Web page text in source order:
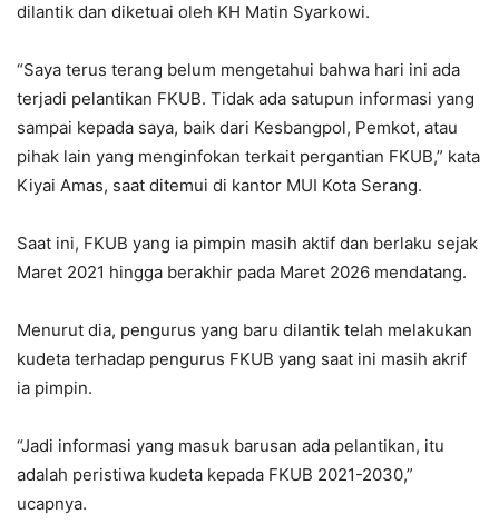
dilantik dan diketuai oleh KH Matin Syarkowi.
“Saya terus terang belum mengetahui bahwa hari ini ada
terjadi pelantikan FKUB. Tidak ada satupun informasi yang
sampai kepada saya, baik dari Kesbangpol, Pemkot, atau
pihak lain yang menginfokan terkait pergantian FKUB,” kata
Kiyai Amas, saat ditemui di kantor MUI Kota Serang.
Saat ini, FKUB yang ia pimpin masih aktif dan berlaku sejak
Maret 2021 hingga berakhir pada Maret 2026 mendatang.
Menurut dia, pengurus yang baru dilantik telah melakukan
kudeta terhadap pengurus FKUB yang saat ini masih akrif
ia pimpin.
“Jadi informasi yang masuk barusan ada pelantikan, itu
adalah peristiwa kudeta kepada FKUB 2021-2030,”
ucapnya.